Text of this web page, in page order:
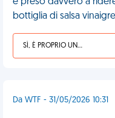
bottiglia di salsa
SÌ, È PROPRIO UNA VDM!
Da WTF - 31/05/2026 10:31